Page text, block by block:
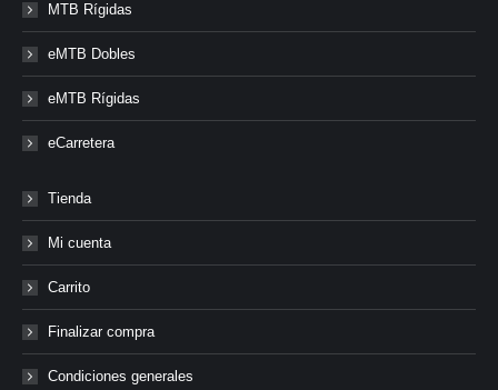
MTB Rígidas
eMTB Dobles
eMTB Rígidas
eCarretera
Tienda
Mi cuenta
Carrito
Finalizar compra
Condiciones generales